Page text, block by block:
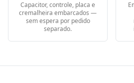
Capacitor, controle, placa e
cremalheira embarcados —
sem espera por pedido
separado.